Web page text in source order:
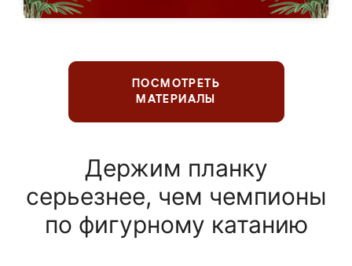
ПОСМОТРЕТЬ
МАТЕРИАЛЫ
Держим планку
серьезнее, чем чемпионы
по фигурному катанию